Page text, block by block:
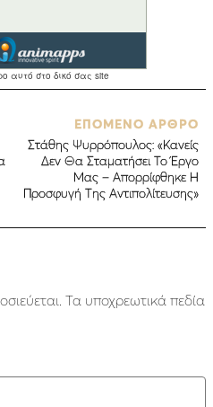
ΕΠΟΜΕΝΟ ΑΡΘΡΟ
Στάθης Ψυρρόπουλος: «Κανείς
Δεν Θα Σταματήσει Το Έργο
Μας – Απορρίφθηκε Η
Προσφυγή Της Αντιπολίτευσης»
Τα υποχρεωτικά πεδία